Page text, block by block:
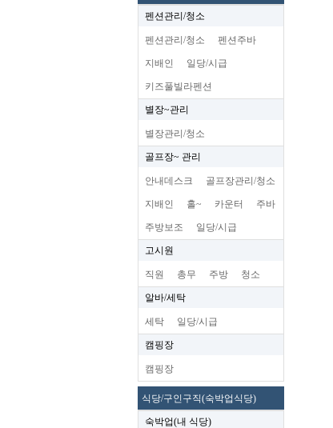
펜션관리/청소
펜션관리/청소 펜션주바
지배인 일당/시급
키즈풀빌라펜션
별장~관리
별장관리/청소
골프장~ 관리
안내데스크 골프장관리/청소
지배인 홀~ 카운터 주바
주방보조 일당/시급
고시원
직원 총무 주방 청소
알바/세탁
세탁 일당/시급
캠핑장
캠핑장
식당/구인구직(숙박업식당)
숙박업(내 식당)